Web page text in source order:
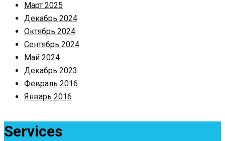
Март 2025
Декабрь 2024
Октябрь 2024
Сентябрь 2024
Май 2024
Декабрь 2023
Февраль 2016
Январь 2016
Services